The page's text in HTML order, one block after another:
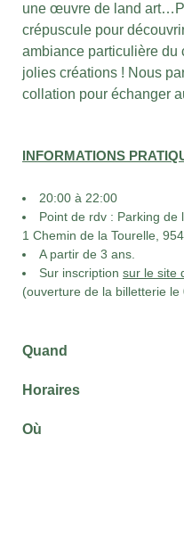
une œuvre de land
crépuscule pour
ambiance particulière du
jolies créations ! Nous
collation pour échanger
INFORMATIONS
20:00 à 22:00
Point de rdv : Parking de
1 Chemin de la Tourelle,
A partir de 3 ans.
Sur inscription sur le site
(ouverture de la billetterie le
Quand
Horaires
Où